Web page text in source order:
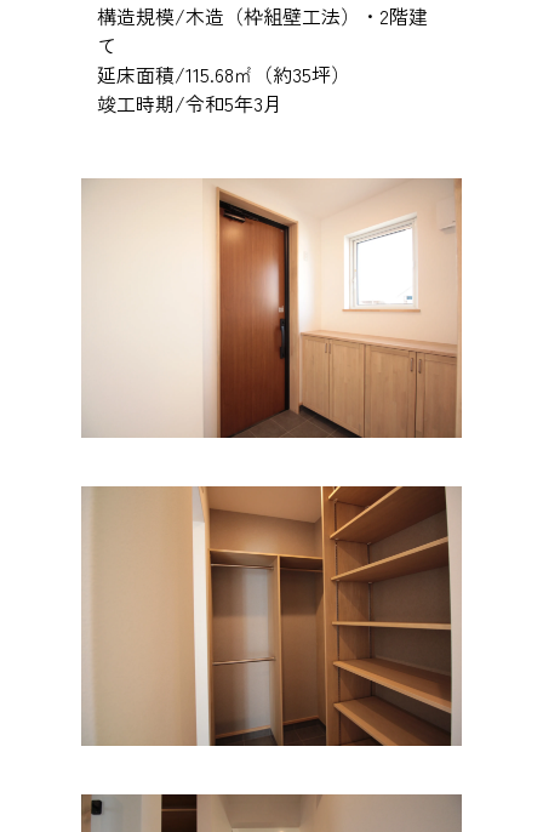
構造規模/木造（枠組壁工法）・2階建
て
延床面積/115.68㎡（約35坪）
竣工時期/令和5年3月